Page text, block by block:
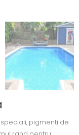
pigmenti de